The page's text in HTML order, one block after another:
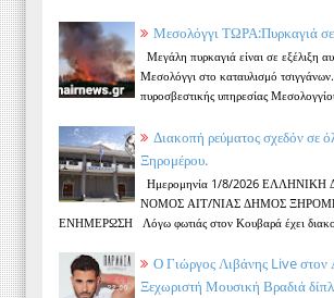
Μεσολόγγι ΤΩΡΑ:Πυρκαγιά σε
Μεγάλη πυρκαγιά είναι σε εξέλιξη
Μεσολόγγι στο καταυλισμό
πυροσβεστικής υπηρεσίας
Διακοπή ρεύματος σχεδόν σε
Ξηρομέρου.
Ημερομηνία 1/8/2026
ΝΟΜΟΣ ΑΙΤ/ΝΙΑΣ ΔΗΜΟΣ
ΕΝΗΜΕΡΩΣΗ Λόγω φωτιάς στον Κουβαρά έχει
Ο Γιώργος Λιβάνης Live
Ξεχωριστή Μουσική Βραδιά